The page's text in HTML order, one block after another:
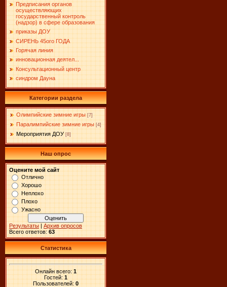
Предписания органов
осуществляющих
государственный контроль
(надзор) в сфере образования
приказы ДОУ
СИРЕНЬ 45ого ГОДА
Горячая линия
инновационная деятел...
Консультационный центр
синдром Дауна
Категории раздела
Олимпийские зимние игры [7]
Паралимпийские зимние игры [4]
Мероприятия ДОУ [8]
Наш опрос
Оцените мой сайт
Отлично
Хорошо
Неплохо
Плохо
Ужасно
Результаты | Архив опросов
Всего ответов: 63
Статистика
Онлайн всего: 1
Гостей: 1
Пользователей: 0